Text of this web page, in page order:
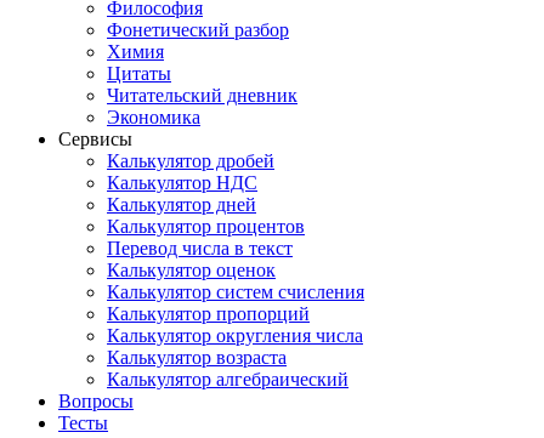
Философия
Фонетический разбор
Химия
Цитаты
Читательский дневник
Экономика
Сервисы
Калькулятор дробей
Калькулятор НДС
Калькулятор дней
Калькулятор процентов
Перевод числа в текст
Калькулятор оценок
Калькулятор систем счисления
Калькулятор пропорций
Калькулятор округления числа
Калькулятор возраста
Калькулятор алгебраический
Вопросы
Тесты